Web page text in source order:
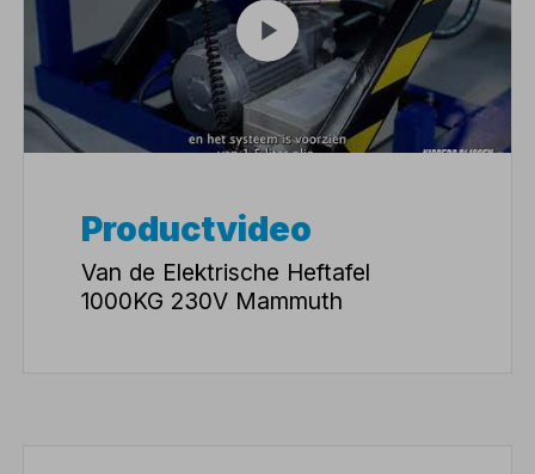
Productvideo
Van de Elektrische Heftafel
1000KG 230V Mammuth